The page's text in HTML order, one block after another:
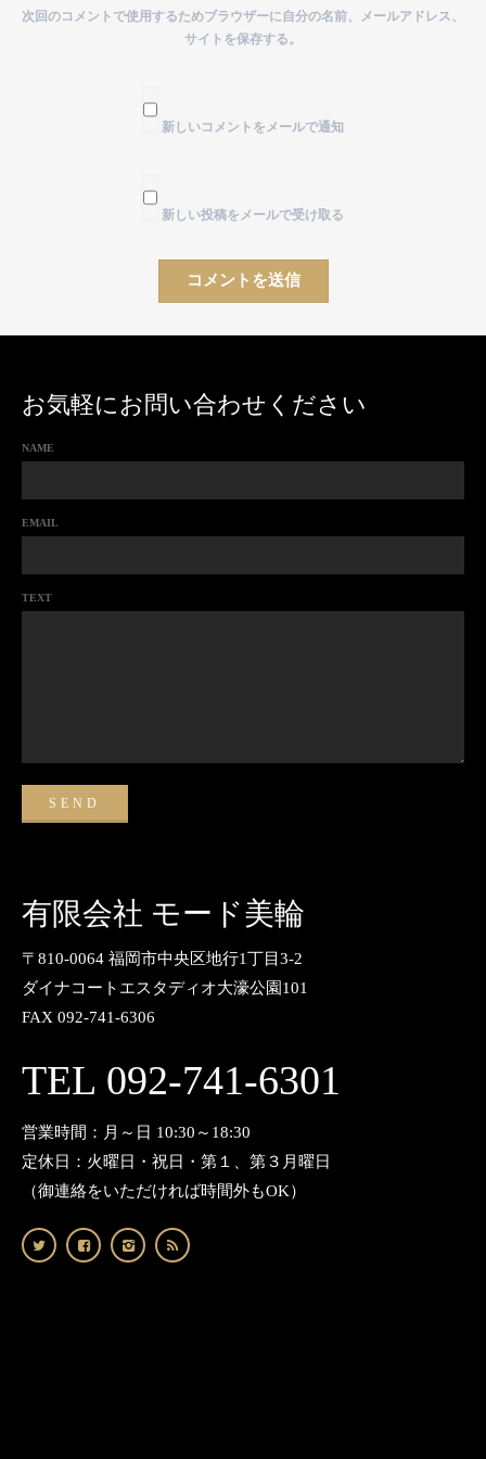
次回のコメントで使用するためブラウザーに自分の名前、メールアドレス、
サイトを保存する。
新しいコメントをメールで通知
新しい投稿をメールで受け取る
お気軽にお問い合わせください
NAME
EMAIL
TEXT
有限会社 モード美輪
〒810-0064 福岡市中央区地行1丁目3-2
ダイナコートエスタディオ大濠公園101
FAX 092-741-6306
TEL 092-741-6301
営業時間：月～日 10:30～18:30
定休日：火曜日・祝日・第１、第３月曜日
（御連絡をいただければ時間外もOK）